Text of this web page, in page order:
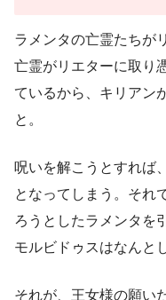
ラメンタの亡霊たちが
亡霊がリエターに取り
ているから、キリアン
と。
呪いを解こうとすれば
となってしまう。それ
ろうとしたラメンタを
モルビドゥスはなんと
それが、王女様の願い